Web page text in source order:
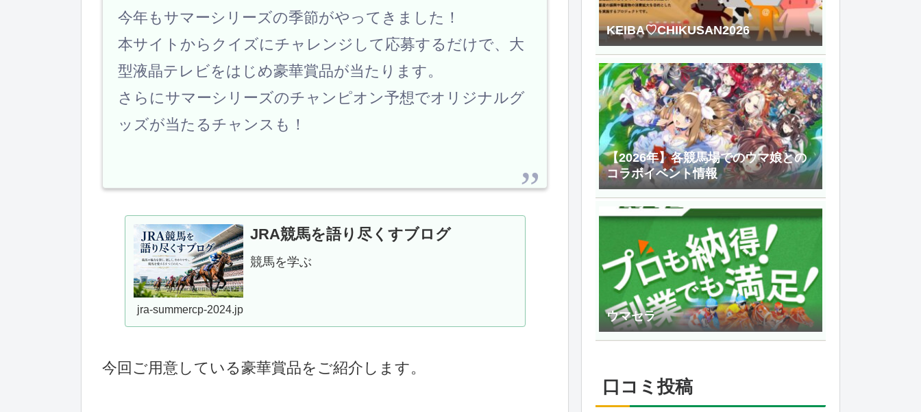
今年もサマーシリーズの季節がやってきました！
本サイトからクイズにチャレンジして応募するだけで、大
型液晶テレビをはじめ豪華賞品が当たります。
さらにサマーシリーズのチャンピオン予想でオリジナルグ
ッズが当たるチャンスも！
JRA競馬を語り尽くすブログ
競馬を学ぶ
jra-summercp-2024.jp
今回ご用意している豪華賞品をご紹介します。
KEIBA♡CHIKUSAN2026
【2026年】各競馬場でのウマ娘との
コラボイベント情報
ウマセラ
口コミ投稿